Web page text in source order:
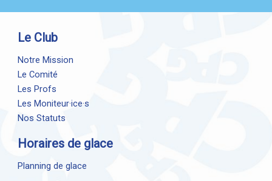
Le Club
Notre Mission
Le Comité
Les Profs
Les Moniteur·ice·s
Nos Statuts
Horaires de glace
Planning de glace